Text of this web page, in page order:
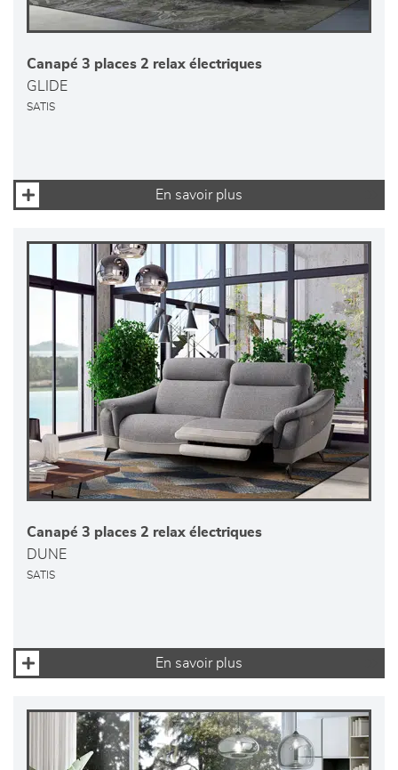
Canapé 3 places 2 relax électriques
GLIDE
SATIS
En savoir plus
Canapé 3 places 2 relax électriques
DUNE
SATIS
En savoir plus